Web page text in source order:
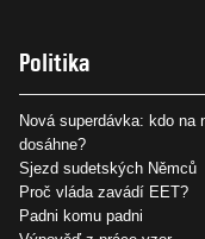
Politika
Nová superdávka: kdo na
dosáhne?
Sjezd sudetských Němců
Proč vláda zavádí EET?
Padni komu padni